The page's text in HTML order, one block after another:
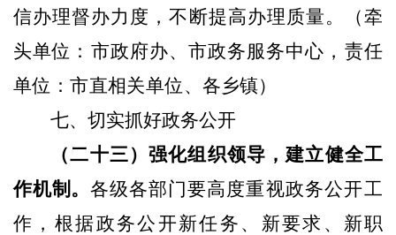
信办理督办力度，不断提高办理质量。
（牵
头单位：市政府办、市政务服务中心，责任
单位：市直相关单位、 各乡镇）
七、切实抓好政务公开
（二十三）强化组织领导，建立健全工
作机制。各级各部门要高度重视政务公开工
作，根据政务公开新任务、新要求、 新职